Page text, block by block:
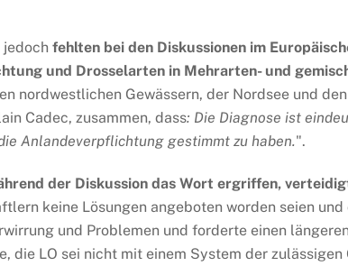
jedochfehlten bei den Diskussionen im
und Drosselarten in Mehrarten- und
nordwestlichen Gewässern, der Nordsee und
Cadec, zusammen, dass: Die Diagnose ist
Anlandeverpflichtung gestimmt zu haben.".
der Diskussion das Wort ergriffen,
keine Lösungen angeboten worden seien und
und Problemen und forderte einen
die LO sei nicht mit einem System der zulässigen